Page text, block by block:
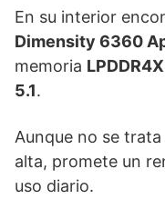
En su interior
Dimensity 6360
memoria LPDDR4X
5.1.
Aunque no se
alta, promete un
uso diario.